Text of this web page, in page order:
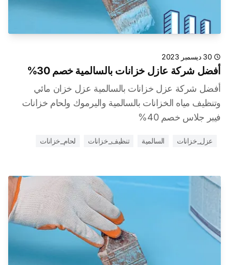
30 ديسمبر 2023
أفضل شركة عازل خزانات بالسالمية خصم 30%
أفضل شركة عزل خزانات بالسالمية عزل خزان مائي
وتنظيف مياه الخزانات بالسالمية واليرموك ولحام خزانات
فيبر جلاس خصم 40%
عزل_خزانات السالمية تنظيف_خزانات لحام_خزانات